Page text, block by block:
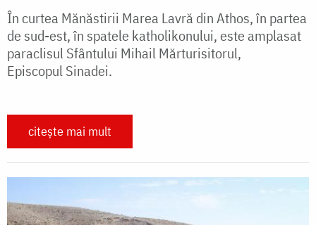
În curtea Mănăstirii Marea Lavră din Athos, în partea
de sud-est, în spatele katholikonului, este amplasat
paraclisul Sfântului Mihail Mărturisitorul,
Episcopul Sinadei.
citește mai mult